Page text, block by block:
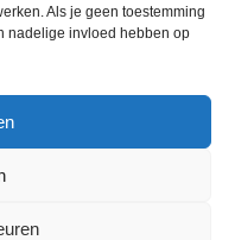
Als je geen toestemming
nadelige invloed hebben op
ervaring op onze